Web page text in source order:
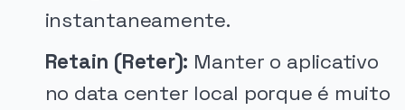
instantaneamente.
Retain (Reter): Manter o aplicativo
no data center local porque é muito